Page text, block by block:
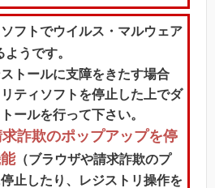
フトでウイルス・マルウェア
ようです。
トールに支障をきたす場合
ティソフトを停止した上でダ
ールを行って下さい。
詐欺のポップアップを停
（ブラウザや請求詐欺のプ
止したり、レジストリ操作を